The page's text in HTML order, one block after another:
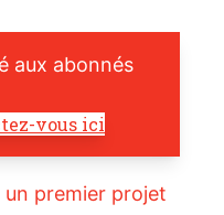
aux abonnés
vous ici
un premier projet